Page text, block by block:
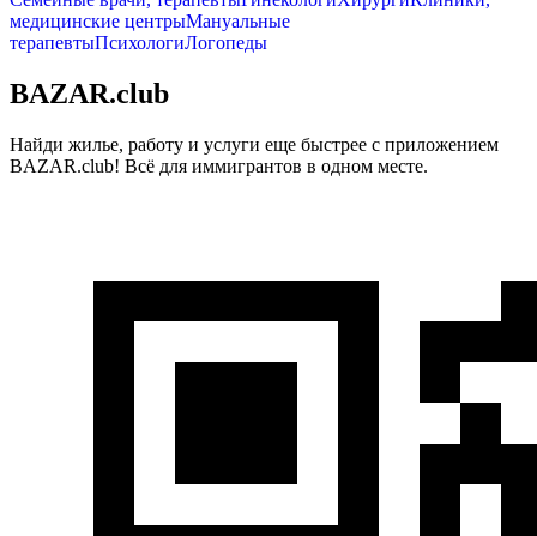
медицинские центрыМануальные
терапевтыПсихологиЛогопеды
BAZAR.club
Найди жилье, работу и услуги еще быстрее с приложением
BAZAR.club! Всё для иммигрантов в одном месте.